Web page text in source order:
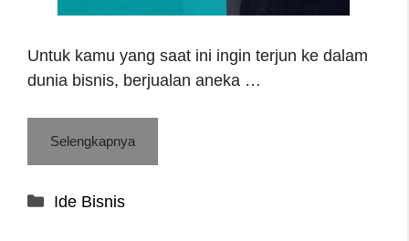
Untuk kamu yang saat ini ingin terjun ke dalam
dunia bisnis, berjualan aneka …
Selengkapnya
Categories
Ide Bisnis